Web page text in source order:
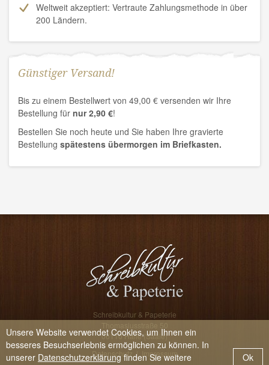
Unsere Website verwendet Cookies, um Ihnen ein
besseres Besuchserlebnis ermöglichen zu können. In
unserer Datenschutzerklärung finden Sie weitere
Ok
Weltweit akzeptiert: Vertraute Zahlungsmethode in über
200 Ländern.
Günstiger Versand!
Bis zu einem Bestellwert von 49,00 € versenden wir Ihre
Bestellung für nur 2,90 €!
Bestellen Sie noch heute und Sie haben Ihre gravierte
Bestellung spätestens übermorgen im Briefkasten.
Schreibkultur & Papeterie
06110 Halle (Saale)
Datenschutz | Impressum